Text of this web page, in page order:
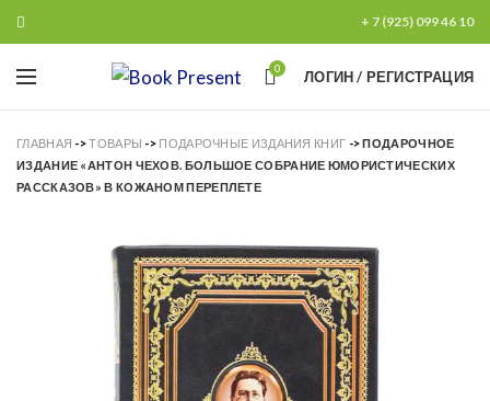
+ 7 (925) 099 46 10
0 ЛОГИН / РЕГИСТРАЦИЯ
ГЛАВНАЯ ->ТОВАРЫ -> ПОДАРОЧНЫЕ ИЗДАНИЯ КНИГ ->ПОДАРОЧНОЕ
ИЗДАНИЕ «АНТОН ЧЕХОВ. БОЛЬШОЕ СОБРАНИЕ ЮМОРИСТИЧЕСКИХ
РАССКАЗОВ» В КОЖАНОМ ПЕРЕПЛЕТЕ